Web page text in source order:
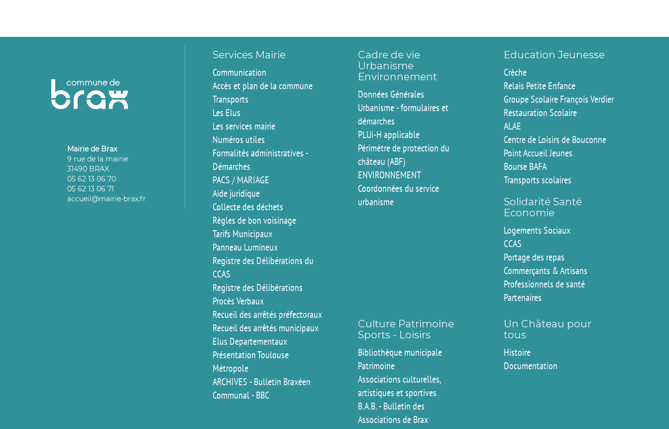
Mairie de Brax
9 rue de la mairie
31490 BRAX
05 62 13 06 70
05 62 13 06 71
accueil@mairie-brax.fr
Services Mairie
Communication
Accès et plan de la commune
Transports
Les Elus
Les services mairie
Numéros utiles
Formalités administratives -
Démarches
PACS / MARIAGE
Aide juridique
Collecte des déchets
Règles de bon voisinage
Tarifs Municipaux
Panneau Lumineux
Registre des Délibérations du
CCAS
Registre des Délibérations
Procès Verbaux
Recueil des arrêtés préfectoraux
Recueil des arrêtés municipaux
Elus Departementaux
Présentation Toulouse
Métropole
ARCHIVES - Bulletin Braxéen
Communal - BBC
Cadre de vie
Urbanisme
Environnement
Données Générales
Urbanisme - formulaires et
démarches
PLUi-H applicable
Périmètre de protection du
château (ABF)
ENVIRONNEMENT
Coordonnées du service
urbanisme
Education Jeunesse
Crèche
Relais Petite Enfance
Groupe Scolaire François Verdier
Restauration Scolaire
ALAE
Centre de Loisirs de Bouconne
Point Accueil Jeunes
Bourse BAFA
Transports scolaires
Solidarité Santé
Economie
Logements Sociaux
CCAS
Portage des repas
Commerçants & Artisans
Professionnels de santé
Partenaires
Culture Patrimoine
Sports - Loisirs
Bibliothèque municipale
Patrimoine
Associations culturelles,
artistiques et sportives
B.A.B. - Bulletin des
Associations de Brax
Un Château pour
tous
Histoire
Documentation